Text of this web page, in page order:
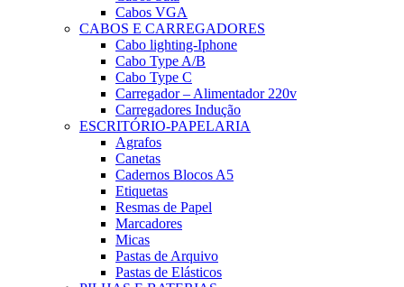
Cabos VGA
CABOS E CARREGADORES
Cabo lighting-Iphone
Cabo Type A/B
Cabo Type C
Carregador – Alimentador 220v
Carregadores Indução
ESCRITÓRIO-PAPELARIA
Agrafos
Canetas
Cadernos Blocos A5
Etiquetas
Resmas de Papel
Marcadores
Micas
Pastas de Arquivo
Pastas de Elásticos